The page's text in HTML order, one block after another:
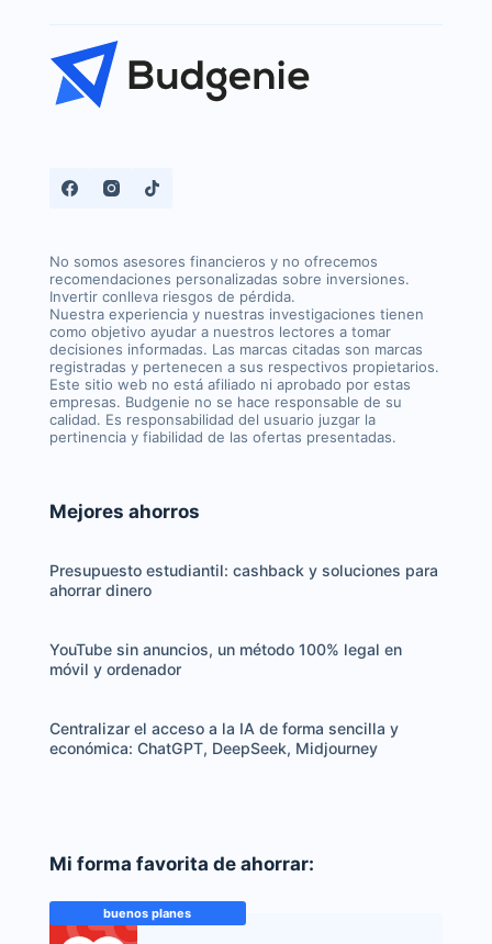
No somos asesores financieros y no ofrecemos
recomendaciones personalizadas sobre inversiones.
Invertir conlleva riesgos de pérdida.
Nuestra experiencia y nuestras investigaciones tienen
como objetivo ayudar a nuestros lectores a tomar
decisiones informadas. Las marcas citadas son marcas
registradas y pertenecen a sus respectivos propietarios.
Este sitio web no está afiliado ni aprobado por estas
empresas. Budgenie no se hace responsable de su
calidad. Es responsabilidad del usuario juzgar la
pertinencia y fiabilidad de las ofertas presentadas.
Mejores ahorros
Presupuesto estudiantil: cashback y soluciones para
ahorrar dinero
YouTube sin anuncios, un método 100% legal en
móvil y ordenador
Centralizar el acceso a la IA de forma sencilla y
económica: ChatGPT, DeepSeek, Midjourney
Mi forma favorita de ahorrar:
buenos planes